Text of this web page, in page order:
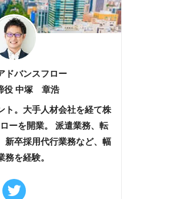
ドバンスフロー
役 中塚 章浩
ト。大手人材会社を経て株
ーを開業。 派遣業務、転
新卒採用代行業務など、幅
務を経験。